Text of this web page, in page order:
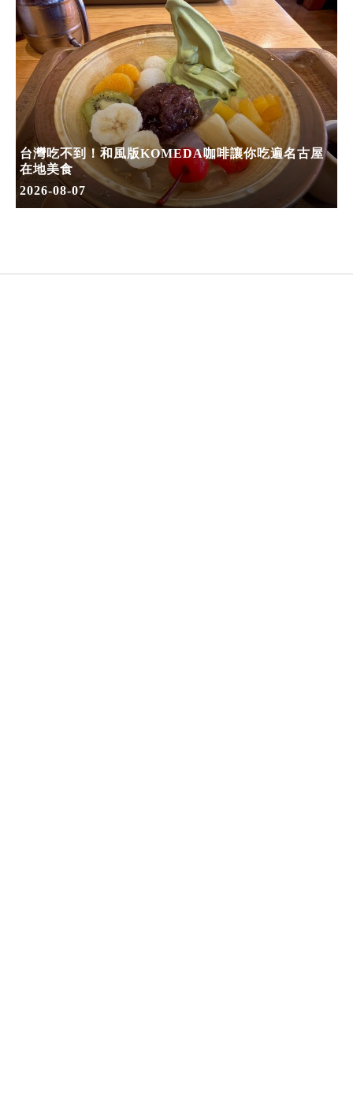
台灣吃不到！和風版KOMEDA咖啡讓你吃遍名古屋
在地美食
2026-08-07